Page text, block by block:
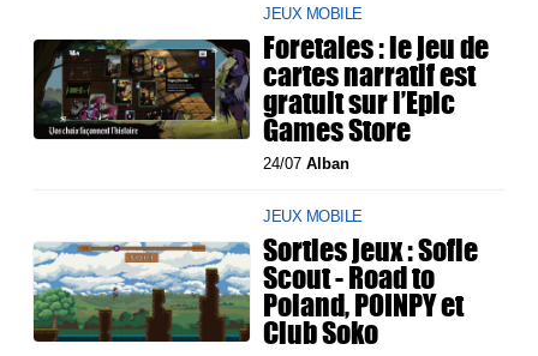
JEUX MOBILE
Foretales : le jeu de
cartes narratif est
gratuit sur l’Epic
Games Store
24/07Alban
JEUX MOBILE
Sorties jeux : Sofie
Scout - Road to
Poland, POINPY et
Club Soko